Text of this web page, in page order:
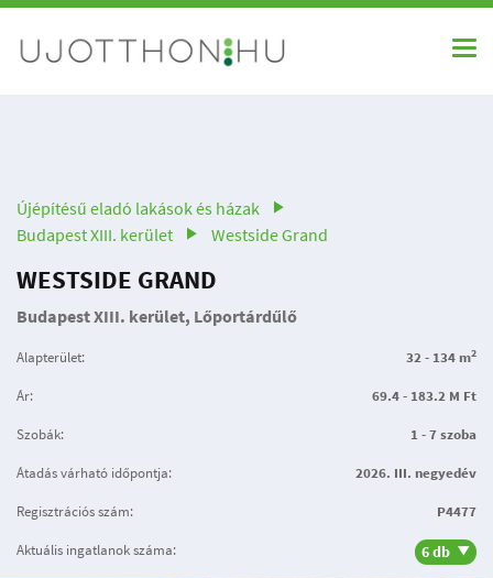
Újépítésű eladó lakások és házak
Budapest XIII. kerület
Westside Grand
WESTSIDE GRAND
Budapest XIII. kerület, Lőportárdűlő
Alapterület: 32 - 134 m2
Ár: 69.4 - 183.2 M Ft
Szobák: 1 - 7 szoba
Átadás várható időpontja: 2026. III. negyedév
Regisztrációs szám: P4477
Aktuális ingatlanok száma: 6 db